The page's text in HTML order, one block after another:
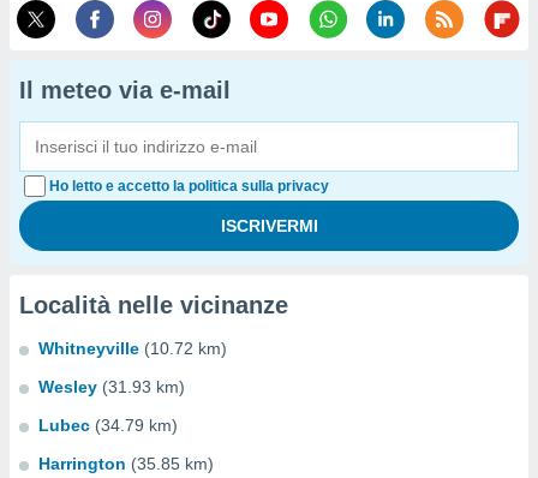
Il meteo via e-mail
Ho letto e accetto la politica sulla privacy
Località nelle vicinanze
Whitneyville (10.72 km)
Wesley (31.93 km)
Lubec (34.79 km)
Harrington (35.85 km)